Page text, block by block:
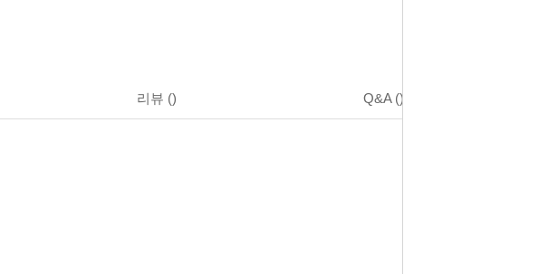
리뷰 () Q&A ()